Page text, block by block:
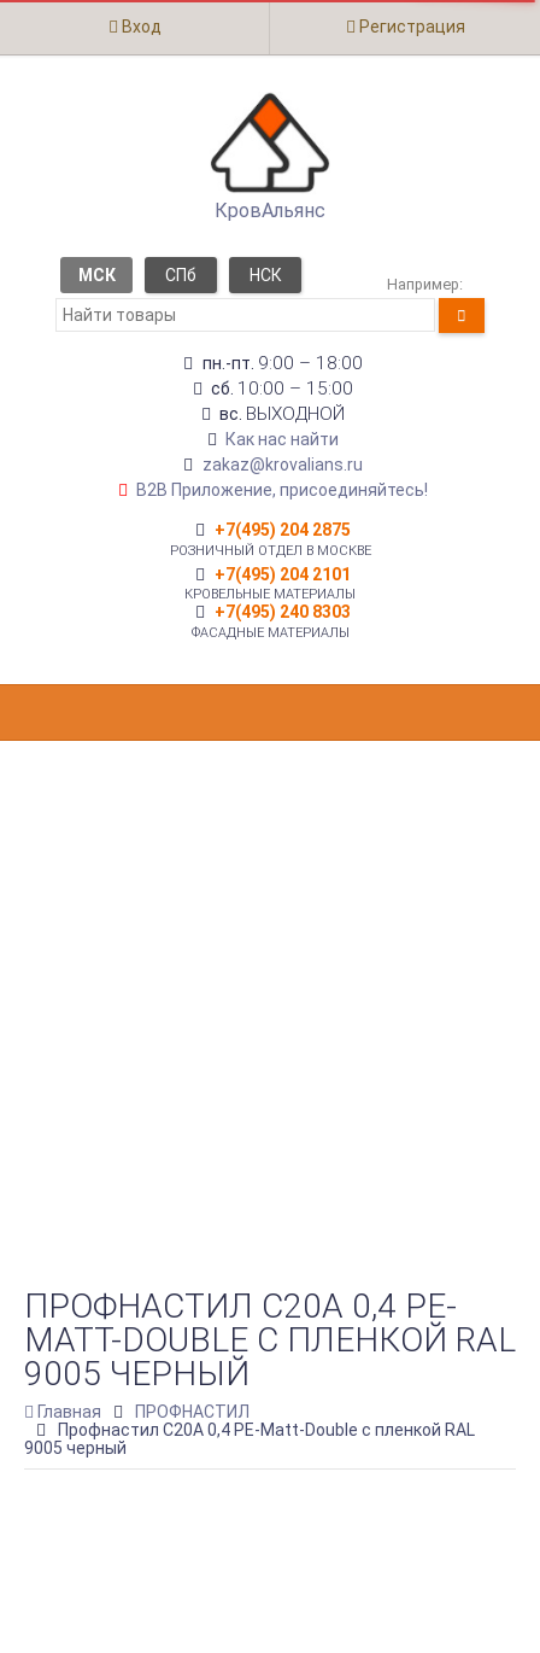
Вход Регистрация
КровАльянс
МСК СПб НСК Например:
пн.-пт. 9:00 – 18:00
сб. 10:00 – 15:00
вс. ВЫХОДНОЙ
Как нас найти
zakaz@krovalians.ru
B2B Приложение, присоединяйтесь!
+7(495) 204 2875
РОЗНИЧНЫЙ ОТДЕЛ В МОСКВЕ
+7(495) 204 2101
КРОВЕЛЬНЫЕ МАТЕРИАЛЫ
+7(495) 240 8303
ФАСАДНЫЕ МАТЕРИАЛЫ
ПРОФНАСТИЛ С20A 0,4 PE-
MATT-DOUBLE С ПЛЕНКОЙ RAL
9005 ЧЕРНЫЙ
Главная
ПРОФНАСТИЛ
Профнастил С20A 0,4 PE-Matt-Double с пленкой RAL
9005 черный